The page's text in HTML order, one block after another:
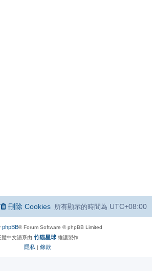
所有顯示的時間為 UTC+08:00
刪除 Cookies
phpBB® Forum Software © phpBB Limited
體中文語系由 竹貓星球 維護製作
隱私 | 條款